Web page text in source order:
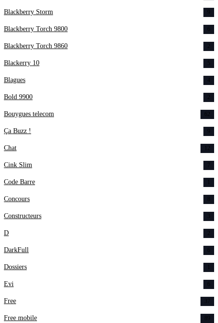
Blackberry Storm 9
Blackberry Torch 9800 6
Blackberry Torch 9860 2
Blackerry 10 5
Blagues 4
Bold 9900 2
Bouygues telecom 62
Ça Buzz ! 9
Chat 12
Cink Slim 7
Code Barre
Concours 8
Constructeurs 3
D 2
DarkFull 6
Dossiers
Evi 6
Free 37
Free mobile 89